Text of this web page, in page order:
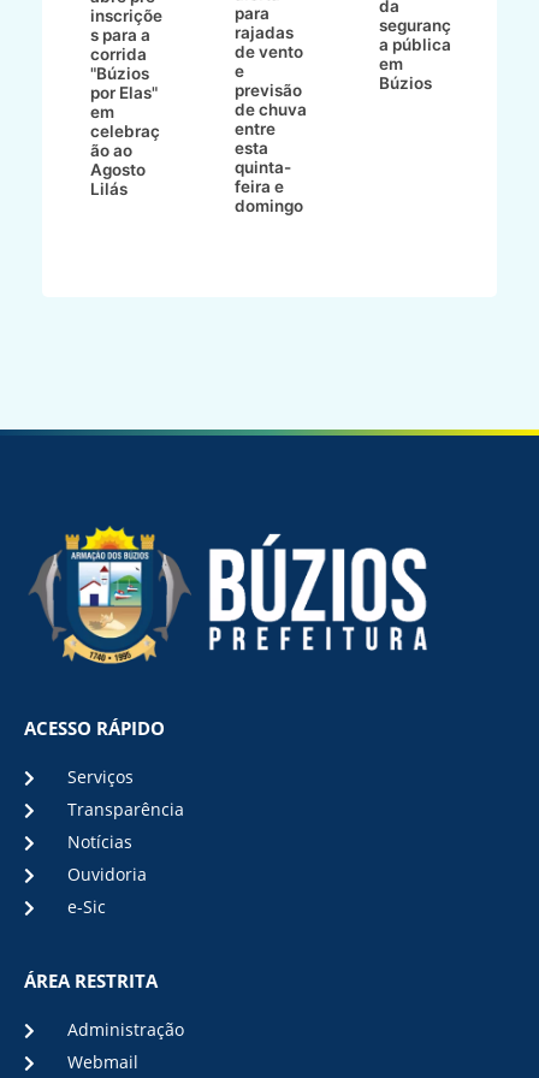
inscriçõe
s para a
corrida
"Búzios
por Elas"
em
celebraç
ão ao
Agosto
Lilás
para
rajadas
de vento
e
previsão
de chuva
entre
esta
quinta-
feira e
domingo
da
seguranç
a pública
em
Búzios
ACESSO RÁPIDO
Serviços
Transparência
Notícias
Ouvidoria
e-Sic
ÁREA RESTRITA
Administração
Webmail